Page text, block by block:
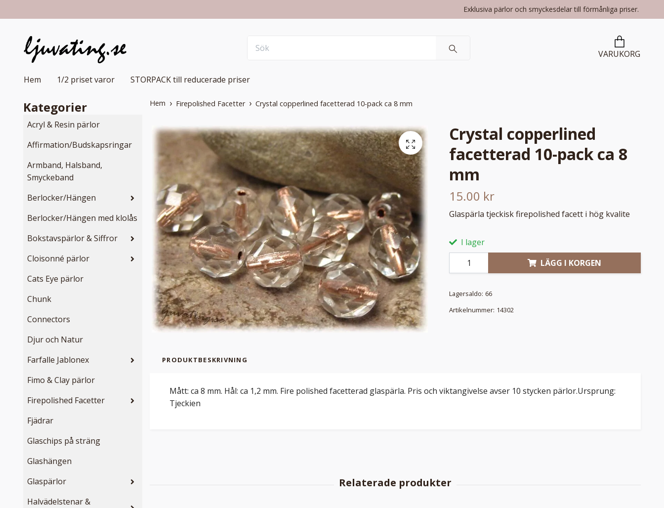
Exklusiva pärlor och smyckesdelar till förmånliga priser.
VARUKORG
Hem 1/2 priset varor STORPACK till reducerade priser
Kategorier
Acryl & Resin pärlor
Affirmation/Budskapsringar
Armband, Halsband,
Smyckeband
Berlocker/Hängen
Berlocker/Hängen med klolås
Bokstavspärlor & Siffror
Cloisonné pärlor
Cats Eye pärlor
Chunk
Connectors
Djur och Natur
Farfalle Jablonex
Fimo & Clay pärlor
Firepolished Facetter
Fjädrar
Glaschips på sträng
Glashängen
Glaspärlor
Halvädelstenar &
Hem Firepolished Facetter Crystal copperlined facetterad 10-pack ca 8 mm
Crystal copperlined
facetterad 10-pack ca 8
mm
15.00 kr
Glaspärla tjeckisk firepolished facett i hög kvalite
I lager
LÄGG I KORGEN
Lagersaldo: 66
Artikelnummer: 14302
PRODUKTBESKRIVNING
Mått: ca 8 mm. Hål: ca 1,2 mm. Fire polished facetterad glaspärla. Pris och viktangivelse avser 10 stycken pärlor.Ursprung:
Tjeckien